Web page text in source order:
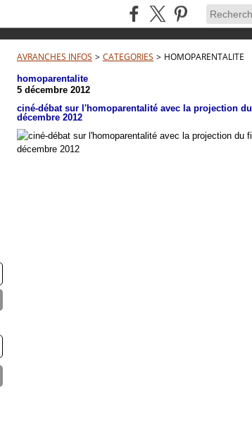
AVRANCHES INFOS > CATEGORIES > HOMOPARENTALITE
homoparentalite
5 décembre 2012
ciné-débat sur l'homoparentalité avec la projection
décembre 2012